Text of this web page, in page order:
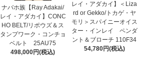
ナバホ族【Ray Adakai/
レイ・アダカイ】CONC
HO BELT/リポウズ＆ス
タンプワーク・コンチョ
ベルト 25AU75
498,000円(税込)
レイ・アダカイ】＜Liza
rd or Gekko/トカゲ・ヤ
モリ＞スパイニーオイス
ター・インレイ ペンダ
ント＆ブローチ 110F34
54,780円(税込)